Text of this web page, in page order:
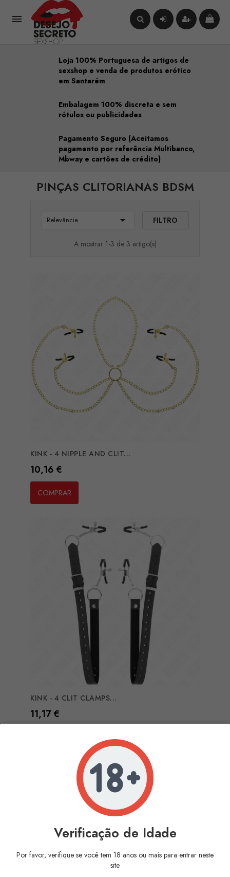

Loja 100% Portuguesa de artigos de
sexshop e venda de produtos erótico
em Santarém
Embalagem 100% discreta e sem
rótulos ou publicidades
Pagamento Seguro (Aceitamos
pagamento por referência Multibanco,
Mbway e cartões de crédito)
PINÇAS CLITORIANAS BDSM
Relevância  FILTRO
A mostrar 1-3 de 3 artigo(s)
KINK - 4 NIPPLE AND CLIT...
Preço
10,16 €
COMPRAR
KINK - 4 CLIT CLAMPS...
Preço
11,17 €
Verificação de Idade
Por favor, verifique se você tem 18 anos ou mais para entrar neste
site